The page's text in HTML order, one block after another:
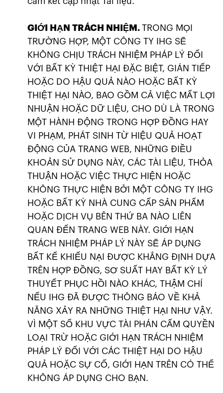
GIỚI HẠN TRÁCH NHIỆM. TRONG MỌI
TRƯỜNG HỢP, MỘT CÔNG TY IHG SẼ
KHÔNG CHỊU TRÁCH NHIỆM PHÁP LÝ ĐỐI
VỚI BẤT KỲ THIỆT HẠI ĐẶC BIỆT, GIÁN TIẾP
HOẶC DO HẬU QUẢ NÀO HOẶC BẤT KỲ
THIỆT HẠI NÀO, BAO GỒM CẢ VIỆC MẤT LỢI
NHUẬN HOẶC DỮ LIỆU, CHO DÙ LÀ TRONG
MỘT HÀNH ĐỘNG TRONG HỢP ĐỒNG HAY
VI PHẠM, PHÁT SINH TỪ HIỆU QUẢ HOẠT
ĐỘNG CỦA TRANG WEB, NHỮNG ĐIỀU
KHOẢN SỬ DỤNG NÀY, CÁC TÀI LIỆU, THỎA
THUẬN HOẶC VIỆC THỰC HIỆN HOẶC
KHÔNG THỰC HIỆN BỞI MỘT CÔNG TY IHG
HOẶC BẤT KỲ NHÀ CUNG CẤP SẢN PHẨM
HOẶC DỊCH VỤ BÊN THỨ BA NÀO LIÊN
QUAN ĐẾN TRANG WEB NÀY. GIỚI HẠN
TRÁCH NHIỆM PHÁP LÝ NÀY SẼ ÁP DỤNG
BẤT KỂ KHIẾU NẠI ĐƯỢC KHẲNG ĐỊNH DỰA
TRÊN HỢP ĐỒNG, SƠ SUẤT HAY BẤT KỲ LÝ
THUYẾT PHỤC HỒI NÀO KHÁC, THẬM CHÍ
NẾU IHG ĐÃ ĐƯỢC THÔNG BÁO VỀ KHẢ
NĂNG XẢY RA NHỮNG THIỆT HẠI NHƯ VẬY.
VÌ MỘT SỐ KHU VỰC TÀI PHÁN CẤM QUYỀN
LOẠI TRỪ HOẶC GIỚI HẠN TRÁCH NHIỆM
PHÁP LÝ ĐỐI VỚI CÁC THIỆT HẠI DO HẬU
QUẢ HOẶC SỰ CỐ, GIỚI HẠN TRÊN CÓ THỂ
KHÔNG ÁP DỤNG CHO BẠN.